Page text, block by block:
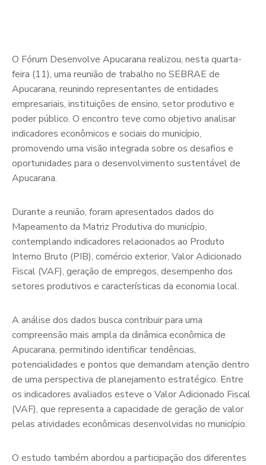
O Fórum Desenvolve Apucarana realizou, nesta quarta-
feira (11), uma reunião de trabalho no SEBRAE de
Apucarana, reunindo representantes de entidades
empresariais, instituições de ensino, setor produtivo e
poder público. O encontro teve como objetivo analisar
indicadores econômicos e sociais do município,
promovendo uma visão integrada sobre os desafios e
oportunidades para o desenvolvimento sustentável de
Apucarana.
Durante a reunião, foram apresentados dados do
Mapeamento da Matriz Produtiva do município,
contemplando indicadores relacionados ao Produto
Interno Bruto (PIB), comércio exterior, Valor Adicionado
Fiscal (VAF), geração de empregos, desempenho dos
setores produtivos e características da economia local.
A análise dos dados busca contribuir para uma
compreensão mais ampla da dinâmica econômica de
Apucarana, permitindo identificar tendências,
potencialidades e pontos que demandam atenção dentro
de uma perspectiva de planejamento estratégico. Entre
os indicadores avaliados esteve o Valor Adicionado Fiscal
(VAF), que representa a capacidade de geração de valor
pelas atividades econômicas desenvolvidas no município.
O estudo também abordou a participação dos diferentes